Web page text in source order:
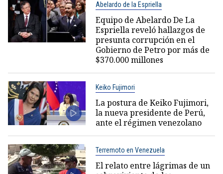
Abelardo de la Espriella
Equipo de Abelardo De La
Espriella reveló hallazgos de
presunta corrupción en el
Gobierno de Petro por más de
$370.000 millones
Keiko Fujimori
La postura de Keiko Fujimori,
la nueva presidente de Perú,
ante el régimen venezolano
Terremoto en Venezuela
El relato entre lágrimas de un